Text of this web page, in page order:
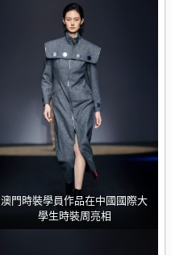
澳門時裝學員作品在中國國際大
學生時裝周亮相